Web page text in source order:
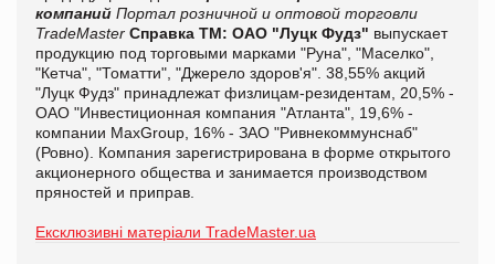
компаний Портал розничной и оптовой торговли
TradeMaster Справка ТМ: ОАО "Луцк Фудз" выпускает
продукцию под торговыми марками "Руна", "Маселко",
"Кетча", "Томатти", "Джерело здоров'я". 38,55% акций
"Луцк Фудз" принадлежат физлицам-резидентам, 20,5% -
ОАО "Инвестиционная компания "Атланта", 19,6% -
компании MaxGroup, 16% - ЗАО "Ривнекоммунснаб"
(Ровно). Компания зарегистрирована в форме открытого
акционерного общества и занимается производством
пряностей и приправ.
Ексклюзивні матеріали TradeMaster.ua